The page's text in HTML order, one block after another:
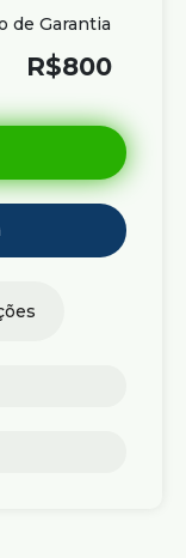
de Garantia
R$800